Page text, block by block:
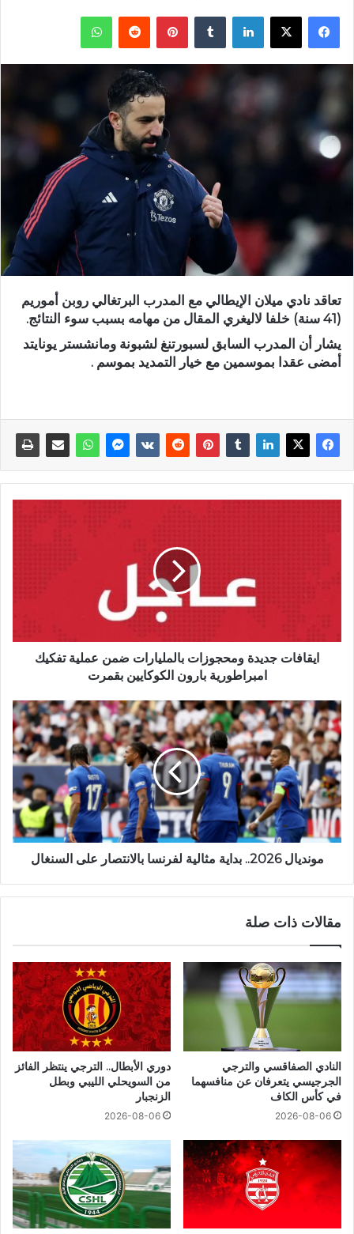
فيسبوك X لينكدإن بينتيريست واتساب
تعاقد نادي ​ميلان الإيطالي مع المدرب البرتغالي روبن ‌أموريم
(41 سنة) خلفا لاليغري المقال من مهامه بسبب سوء النتائج.
يشار أن المدرب السابق لسبورتنغ لشبونة ومانشستر يونايتد
أمضى عقدا بموسمين مع خيار التمديد بموسم .
ايقافات جديدة ومحجوزات بالمليارات ضمن عملية تفكيك
امبراطورية بارون الكوكايين بقمرت
مونديال 2026.. بداية مثالية لفرنسا بالانتصار على السنغال
مقالات ذات صلة
النادي الصفاقسي والترجي
الجرجيسي يتعرفان عن منافسهما
في كأس الكاف
2026-08-06
دوري الأبطال.. الترجي ينتظر الفائز
من السويحلي الليبي وبطل
الزنجبار
2026-08-06